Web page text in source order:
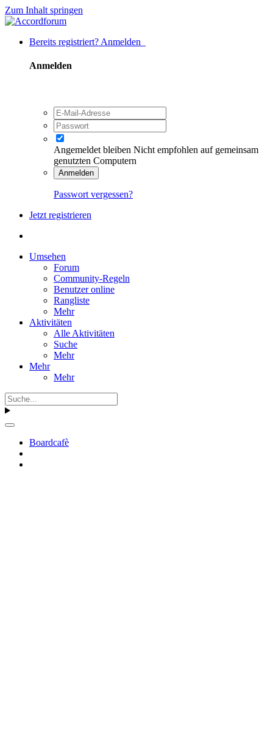
Zum Inhalt springen
Bereits registriert? Anmelden
Anmelden
Angemeldet bleiben Nicht empfohlen auf gemeinsam
genutzten Computern
Anmelden
Passwort vergessen?
Jetzt registrieren
Umsehen
Forum
Community-Regeln
Benutzer online
Rangliste
Mehr
Aktivitäten
Alle Aktivitäten
Suche
Mehr
Mehr
Mehr
Boardcafè